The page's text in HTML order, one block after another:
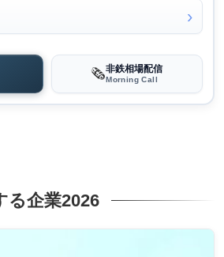
🗞️非鉄相場配信
Morning Call
る企業2026